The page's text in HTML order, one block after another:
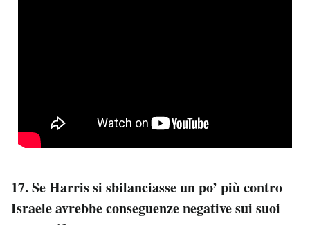
17. Se Harris si sbilanciasse un po’ più contro
Israele avrebbe conseguenze negative sui suoi